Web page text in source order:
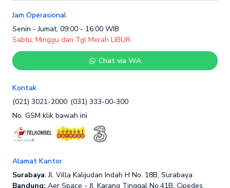
Jam Operasional
Senin - Jumat, 09:00 - 16:00 WIB
Sabtu, Minggu dan Tgl Merah LIBUR
Chat via WA
Kontak
(021) 3021-2000 (031) 333-00-300
No. GSM klik bawah ini
Alamat Kantor
Surabaya: Jl. Villa Kalijudan Indah H No. 18B, Surabaya
Bandung: Aer Space - Jl. Karang Tinggal No.41B, Cipedes,